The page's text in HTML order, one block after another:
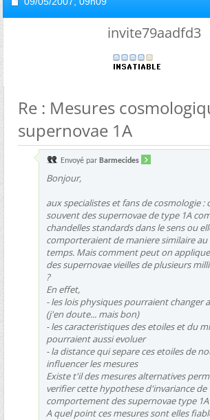
invite79aadfd3
Re : Mesures
supernovae 1A
Envoyé par Barmecides
Bonjour,
aux specialistes et fans de cosmologie :
souvent des supernovae de type 1A
chandelles standards dans le sens ou
comporteraient de maniere similaire au
temps. Mais comment peut on
des supernovae vieilles de plusieurs
?
En effet,
- les lois physiques pourraient changer
(j'en doute... mais bon)
- les caracteristiques des etoiles et du
pourraient aussi evoluer
- la distance qui separe ces etoiles de
influencer les mesures
Existe t'il des mesures alternatives
verifier cette hypothese d'invariance de
comportement des supernovae type 1A
A quel point ces mesures sont elles